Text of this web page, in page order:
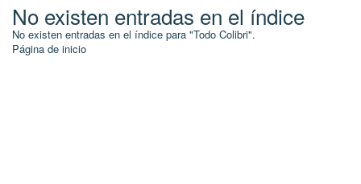
No existen entradas en el índice
No existen entradas en el índice para "Todo Colibri".
Página de inicio